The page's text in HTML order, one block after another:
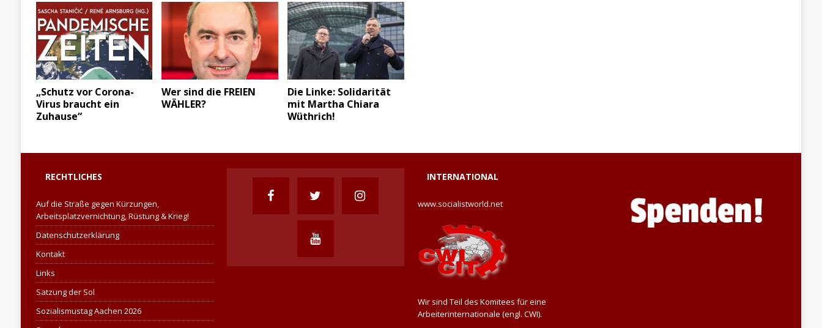
„Schutz vor Corona-
Virus braucht ein
Zuhause“
Wer sind die FREIEN
WÄHLER?
Die Linke: Solidarität
mit Martha Chiara
Wüthrich!
RECHTLICHES
Auf die Straße gegen Kürzungen,
Arbeitsplatzvernichtung, Rüstung & Krieg!
Datenschutzerklärung
Kontakt
Links
Satzung der Sol
Sozialismustag Aachen 2026
INTERNATIONAL
www.socialistworld.net
Wir sind Teil des Komitees für eine
Arbeiterinternationale (engl. CWI).